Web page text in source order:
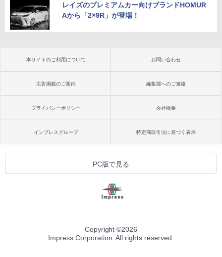
レイズのプレミアムカー向けブランドHOMUR
Aから「2×9R」が登場！
本サイトのご利用について お問い合わせ
広告掲載のご案内 編集部へのご連絡
プライバシーポリシー 会社概要
インプレスグループ 特定商取引法に基づく表示
PC版で見る
Copyright ©2026
Impress Corporation. All rights reserved.